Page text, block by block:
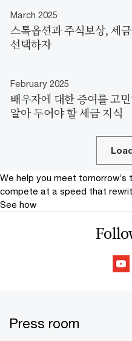
March 2025
스톡옵션과 주식보상, 세
선택하자
February 2025
배우자에 대한 증여를 고
알아 두어야 할 세금 지식
We help you meet tomorrow’s
compete at a speed that
See how
Press room